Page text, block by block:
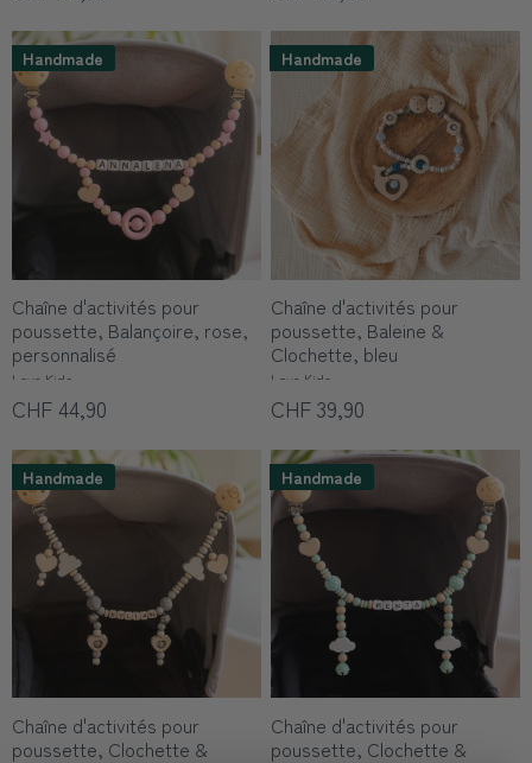
Handmade
Chaîne d'activités pour
poussette, Balançoire, rose,
personnalisé
Love Kids
CHF 44,90
Handmade
Chaîne d'activités pour
poussette, Baleine &
Clochette, bleu
Love Kids
CHF 39,90
Handmade
Chaîne d'activités pour
poussette, Clochette &
Handmade
Chaîne d'activités pour
poussette, Clochette &